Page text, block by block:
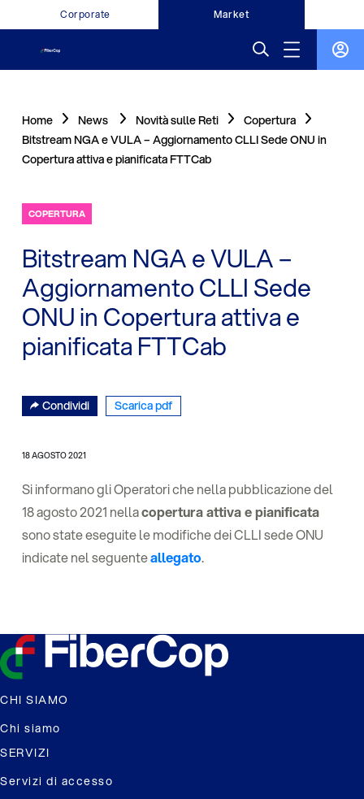
Corporate Market
Home News Novità sulle Reti
Copertura
Bitstream NGA e VULA – Aggiornamento CLLI Sede ONU in
Copertura attiva e pianificata FTTCab
COPERTURA
Bitstream NGA e VULA –
Aggiornamento CLLI Sede
ONU in Copertura attiva e
pianificata FTTCab
Condividi Scarica pdf
18 AGOSTO 2021
Si informano gli Operatori che nella pubblicazione del
18 agosto 2021 nellacopertura attiva e pianificata
sono state eseguite le modifiche dei CLLI sede ONU
indicate nel seguenteallegato.
CHI SIAMO
Chi siamo
SERVIZI
Servizi di accesso